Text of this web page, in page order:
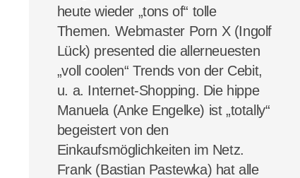
heute wieder „tons of“ tolle
Themen. Webmaster Porn X (Ingolf
Lück) presented die allerneuesten
„voll coolen“ Trends von der Cebit,
u. a. Internet-Shopping. Die hippe
Manuela (Anke Engelke) ist „totally“
begeistert von den
Einkaufsmöglichkeiten im Netz.
Frank (Bastian Pastewka) hat alle